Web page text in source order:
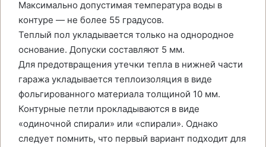
Максимально допустимая температура воды в
контуре — не более 55 градусов.
Теплый пол укладывается только на однородное
основание. Допуски составляют 5 мм.
Для предотвращения утечки тепла в нижней части
гаража укладывается теплоизоляция в виде
фольгированного материала толщиной 10 мм.
Контурные петли прокладываются в виде
«одиночной спирали» или «спирали». Однако
следует помнить, что первый вариант подходит для